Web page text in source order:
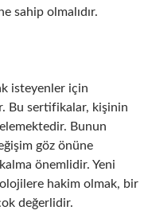
sahip olmalıdır.
isteyenler için
Bu sertifikalar, kişinin
Bunun
göz önüne
önemlidir. Yeni
hakim olmak, bir
değerlidir.